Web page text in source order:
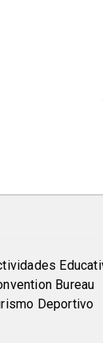
Bureau
Deportivo